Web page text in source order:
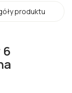
produktu
6